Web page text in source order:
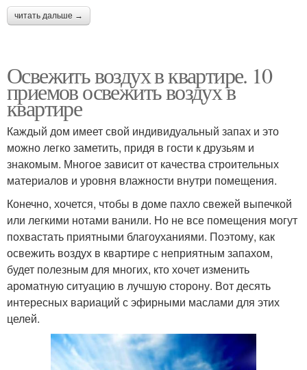
читать дальше →
Освежить воздух в квартире. 10
приемов освежить воздух в
квартире
Каждый дом имеет свой индивидуальный запах и это
можно легко заметить, придя в гости к друзьям и
знакомым. Многое зависит от качества строительных
материалов и уровня влажности внутри помещения.
Конечно, хочется, чтобы в доме пахло свежей выпечкой
или легкими нотами ванили. Но не все помещения могут
похвастать приятными благоуханиями. Поэтому, как
освежить воздух в квартире с неприятным запахом,
будет полезным для многих, кто хочет изменить
ароматную ситуацию в лучшую сторону. Вот десять
интересных вариаций с эфирными маслами для этих
целей.